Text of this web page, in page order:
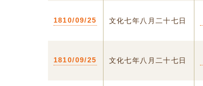
1810/09/25 文化七年八月二十七日
1810/09/25 文化七年八月二十七日